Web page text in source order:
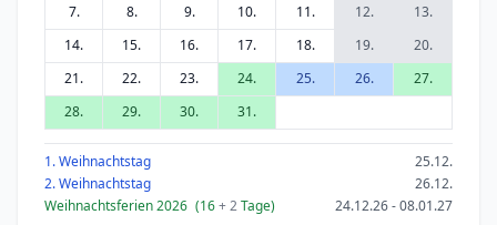
7.
8. 9. 10. 11. 12.
13.
14.
15. 16. 17. 18. 19.
20.
21.
22. 23. 24. 25. 26.
27.
28.
29. 30. 31.
1. Weihnachtstag
25.12.
2. Weihnachtstag
26.12.
Weihnachtsferien 2026 (16+ 2Tage) 24.12.26 - 08.01.27